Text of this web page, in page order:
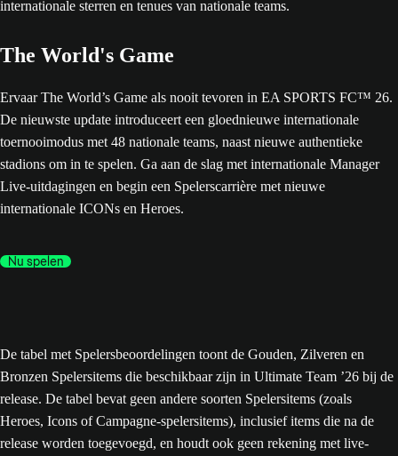
The World's Game
Ervaar The World’s Game als nooit tevoren in EA SPORTS FC™ 26.
De nieuwste update introduceert een gloednieuwe internationale
toernooimodus met 48 nationale teams, naast nieuwe authentieke
stadions om in te spelen. Ga aan de slag met internationale Manager
Live-uitdagingen en begin een Spelerscarrière met nieuwe
internationale ICONs en Heroes.
Nu spelen
De tabel met Spelersbeoordelingen toont de Gouden, Zilveren en
Bronzen Spelersitems die beschikbaar zijn in Ultimate Team ’26 bij de
release. De tabel bevat geen andere soorten Spelersitems (zoals
Heroes, Icons of Campagne-spelersitems), inclusief items die na de
release worden toegevoegd, en houdt ook geen rekening met live-